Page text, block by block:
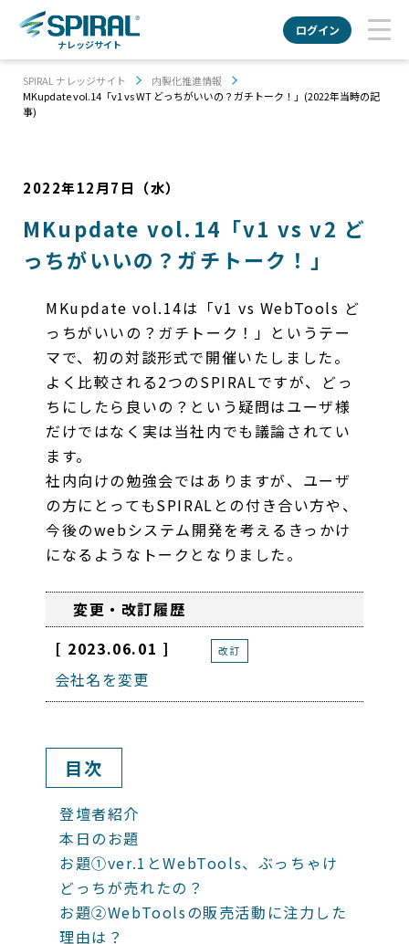
ナレッジサイト
ログイン
SPIRAL ナレッジサイト
内製化推進情報
MKupdate vol.14「v1 vs WT どっちがいいの？ガチトーク！」(2022年当時の記
事)
2022年12月7日（水）
MKupdate vol.14「v1 vs v2 ど
っちがいいの？ガチトーク！」
MKupdate vol.14は「v1 vs WebTools ど
っちがいいの？ガチトーク！」というテー
マで、初の対談形式で開催いたしました。
よく比較される2つのSPIRALですが、どっ
ちにしたら良いの？という疑問はユーザ様
だけではなく実は当社内でも議論されてい
ます。
社内向けの勉強会ではありますが、ユーザ
の方にとってもSPIRALとの付き合い方や、
今後のwebシステム開発を考えるきっかけ
になるようなトークとなりました。
変更・改訂履歴
[ 2023.06.01 ]
改訂
会社名を変更
目次
登壇者紹介
本日のお題
お題①ver.1とWebTools、ぶっちゃけ
どっちが売れたの？
お題②WebToolsの販売活動に注力した
理由は？